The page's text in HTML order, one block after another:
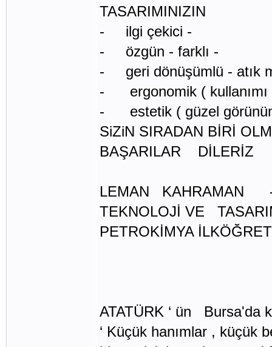
TASARIMINIZIN
- ilgi çekici -
- özgün - farklı -
- geri dönüşümlü - atık
- ergonomik (
- estetik ( güzel
SiZiN SIRADAN BİRİ
BAŞARILAR DİLERİZ
LEMAN KAHRAMAN
TEKNOLOJİ VE
PETROKİMYA
ATATÜRK ‘ ün Bursa'da
‘ Küçük hanımlar , küçük